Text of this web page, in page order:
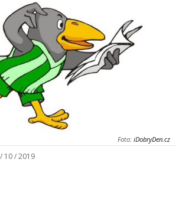
Foto: iDobryDen.cz
10 / 2019